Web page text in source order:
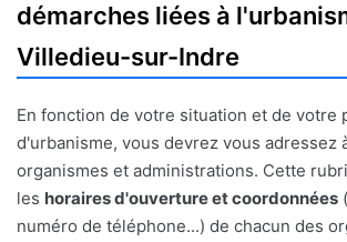
démarches liées à
Villedieu-sur-Indre
En fonction de votre situation et de votre
d'urbanisme, vous devrez vous adressez
organismes et administrations. Cette
les horaires d'ouverture et coordonnées
numéro de téléphone...) de chacun des